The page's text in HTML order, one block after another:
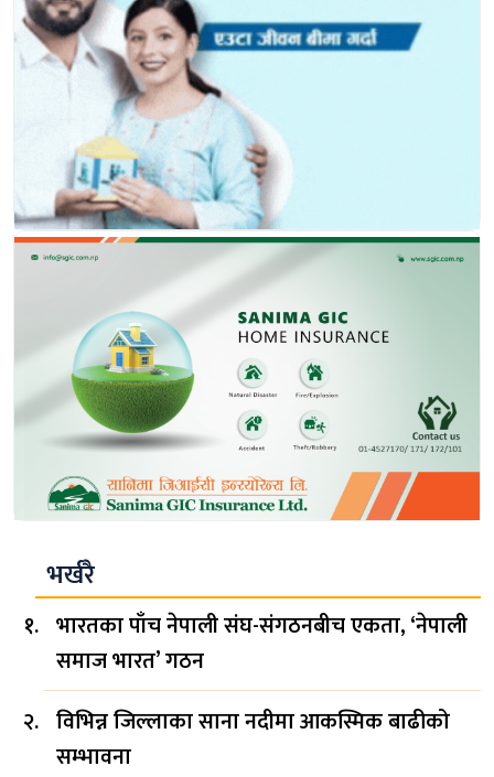
भर्खरै
भारतका पाँच नेपाली संघ-संगठनबीच एकता, ‘नेपाली
समाज भारत’ गठन
विभिन्न जिल्लाका साना नदीमा आकस्मिक बाढीको
सम्भावना